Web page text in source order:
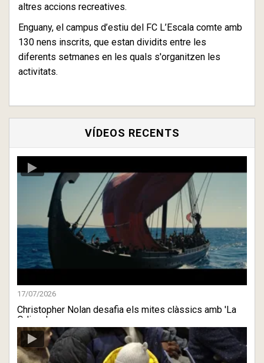
altres accions recreatives.
Enguany, el campus d’estiu del FC L’Escala comte amb
130 nens inscrits, que estan dividits entre les
diferents setmanes en les quals s'organitzen les
activitats.
VÍDEOS RECENTS
17/07/2026
Christopher Nolan desafia els mites clàssics amb 'La
Odisea'